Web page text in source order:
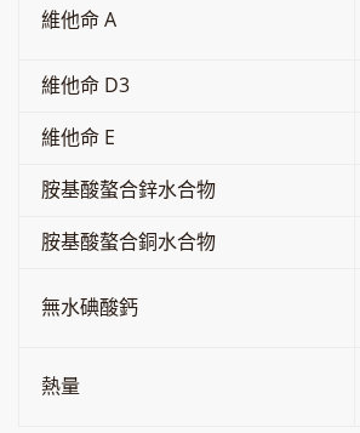
維他命 A
維他命 D3
維他命 E
胺基酸螯合鋅水合物
胺基酸螯合銅水合物
無水碘酸鈣
熱量